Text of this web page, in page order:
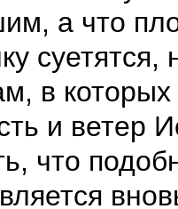
а что
в
и ветер
что